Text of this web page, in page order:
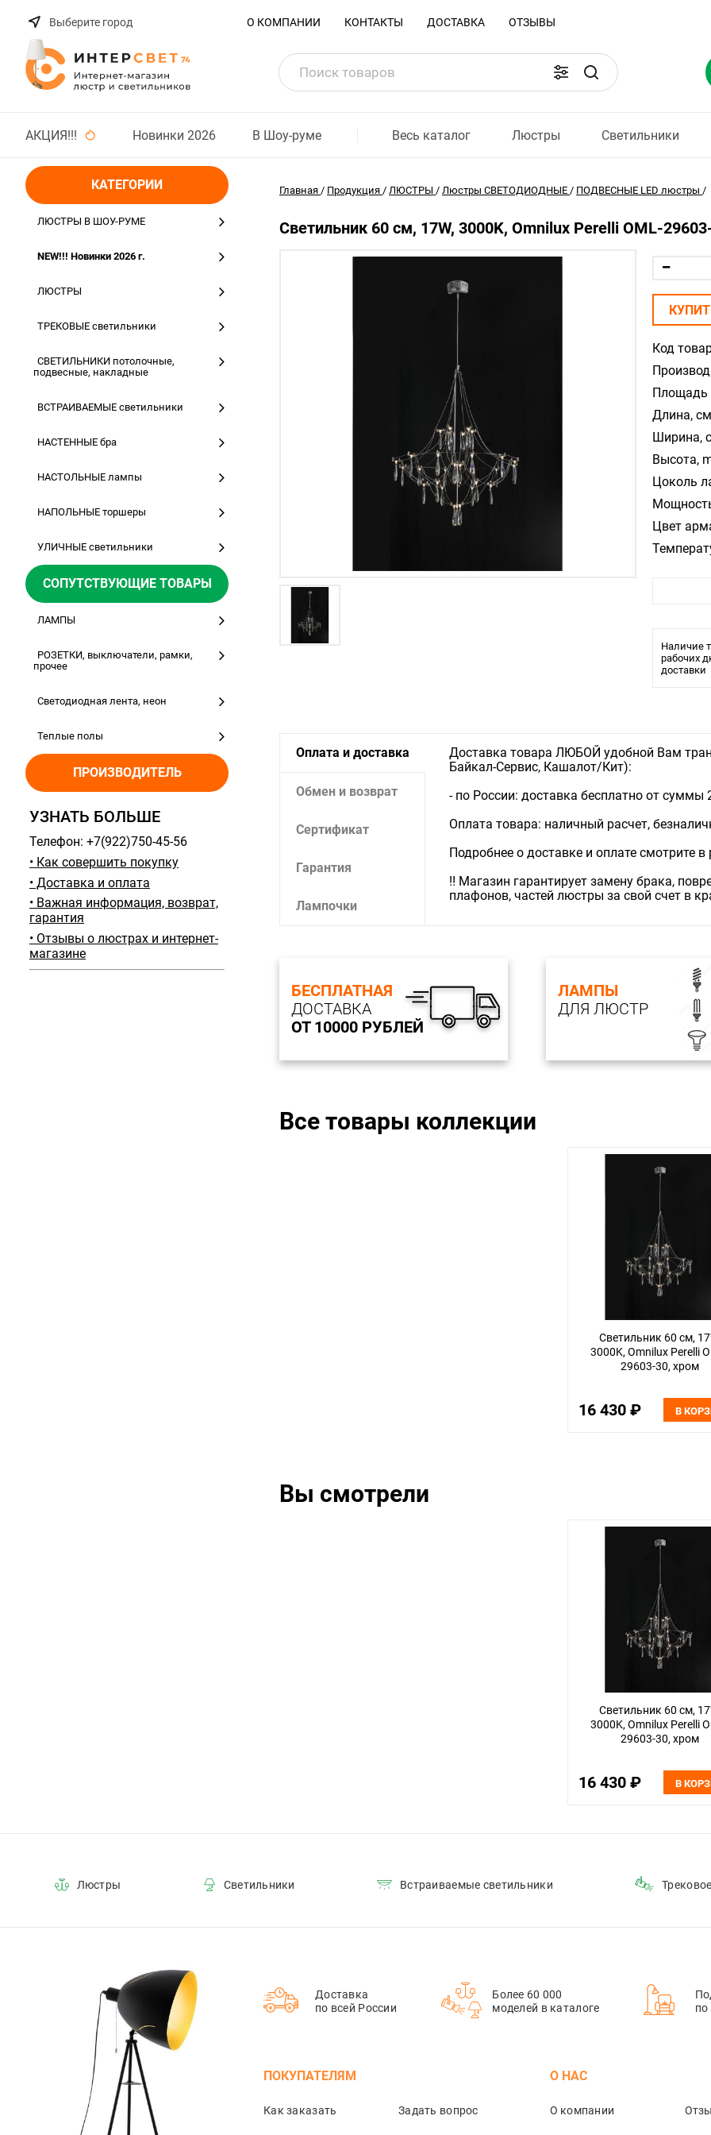
Выберите город О КОМПАНИИ КОНТАКТЫ ДОСТАВКА ОТЗЫВЫ
АКЦИЯ!!! Новинки 2026 В Шоу-руме Весь каталог Люстры Светильники
КАТЕГОРИИ
ЛЮСТРЫ В ШОУ-РУМЕ
NEW!!! Новинки 2026 г.
ЛЮСТРЫ
ТРЕКОВЫЕ светильники
СВЕТИЛЬНИКИ потолочные,
подвесные, накладные
ВСТРАИВАЕМЫЕ светильники
НАСТЕННЫЕ бра
НАСТОЛЬНЫЕ лампы
НАПОЛЬНЫЕ торшеры
УЛИЧНЫЕ светильники
СОПУТСТВУЮЩИЕ ТОВАРЫ
ЛАМПЫ
РОЗЕТКИ, выключатели, рамки,
прочее
Светодиодная лента, неон
Теплые полы
ПРОИЗВОДИТЕЛЬ
УЗНАТЬ БОЛЬШЕ
Телефон: +7(922)750-45-56
• Как совершить покупку
• Доставка и оплата
• Важная информация, возврат,
гарантия
• Отзывы о люстрах и интернет-
магазине
Главная / Продукция / ЛЮСТРЫ / Люстры СВЕТОДИОДНЫЕ / ПОДВЕСНЫЕ LED люстры /
Светильник 60 см, 17W, 3000K, Omnilux Perelli OML-
Код
Площадь
Длина,
Ширина,
Высота,
Цоколь
Цвет
Тип
Наличие
рабочих
доставки
Оплата и доставка
Обмен и возврат
Сертификат
Гарантия
Лампочки
Доставка товара ЛЮБОЙ удобной Вам
Байкал-Сервис, Кашалот/Кит):
- по России: доставка бесплатно от суммы
Оплата товара: наличный расчет,
Подробнее о доставке и оплате смотрите в
‼️ Магазин гарантирует замену брака,
плафонов, частей люстры за свой счет в
БЕСПЛАТНАЯ
ДОСТАВКА
ОТ 10000 РУБЛЕЙ
ЛАМПЫ
ДЛЯ ЛЮСТР
Все товары коллекции
Светильник 60 см,
3000K, Omnilux Perelli
29603-30, хром
16 430 ₽ В
Вы смотрели
Светильник 60 см,
3000K, Omnilux Perelli
29603-30, хром
16 430 ₽ В
Люстры Светильники Встраиваемые светильники
Доставка
по всей России
Более 60 000
моделей в каталоге
по
ПОКУПАТЕЛЯМ
Как заказать Задать вопрос
О НАС
О компании